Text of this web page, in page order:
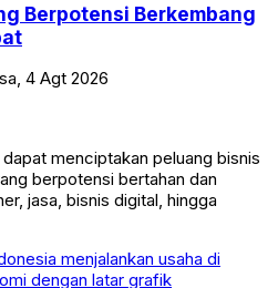
Berpotensi Berkembang
4 Agt 2026
menciptakan peluang bisnis
berpotensi bertahan dan
jasa, bisnis digital, hingga